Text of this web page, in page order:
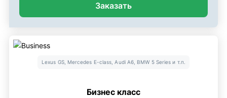
Заказать
Lexus GS, Mercedes E-class, Audi A6, BMW 5 Series и т.п.
Бизнес класс